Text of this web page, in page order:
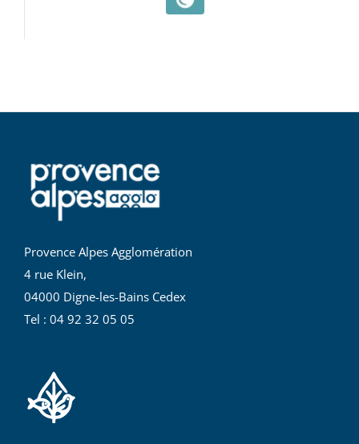
Provence Alpes Agglomération
4 rue Klein,
04000 Digne-les-Bains Cedex
Tel : 04 92 32 05 05